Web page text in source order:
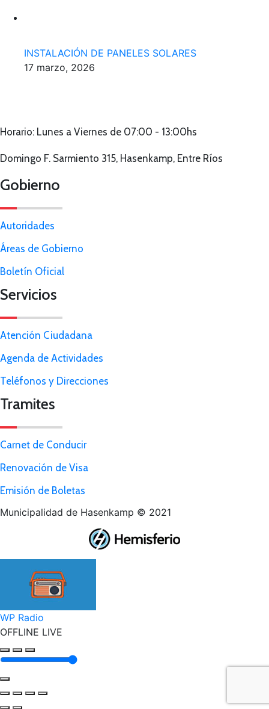
INSTALACIÓN DE PANELES SOLARES
17 marzo, 2026
Horario: Lunes a Viernes de 07:00 - 13:00hs
Domingo F. Sarmiento 315, Hasenkamp, Entre Ríos
Gobierno
Autoridades
Áreas de Gobierno
Boletín Oficial
Servicios
Atención Ciudadana
Agenda de Actividades
Teléfonos y Direcciones
Tramites
Carnet de Conducir
Renovación de Visa
Emisión de Boletas
Municipalidad de Hasenkamp © 2021
Tienda
WP Radio
OFFLINE LIVE